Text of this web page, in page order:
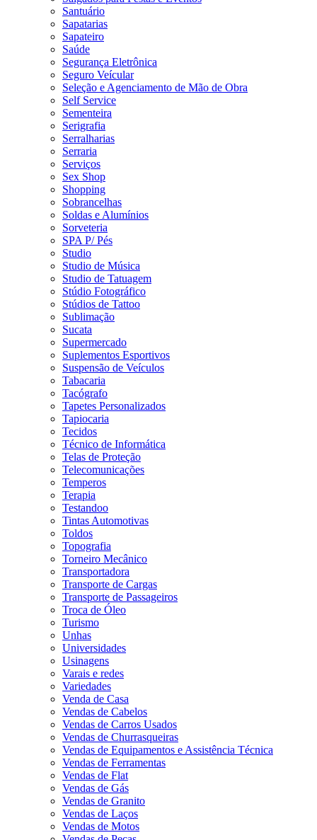
Santuário
Sapatarias
Sapateiro
Saúde
Segurança Eletrônica
Seguro Veícular
Seleção e Agenciamento de Mão de Obra
Self Service
Sementeira
Serigrafia
Serralharias
Serraria
Serviços
Sex Shop
Shopping
Sobrancelhas
Soldas e Alumínios
Sorveteria
SPA P/ Pés
Studio
Studio de Música
Studio de Tatuagem
Stúdio Fotográfico
Stúdios de Tattoo
Sublimação
Sucata
Supermercado
Suplementos Esportivos
Suspensão de Veículos
Tabacaria
Tacógrafo
Tapetes Personalizados
Tapiocaria
Tecidos
Técnico de Informática
Telas de Proteção
Telecomunicações
Temperos
Terapia
Testandoo
Tintas Automotivas
Toldos
Topografia
Torneiro Mecânico
Transportadora
Transporte de Cargas
Transporte de Passageiros
Troca de Óleo
Turismo
Unhas
Universidades
Usinagens
Varais e redes
Variedades
Venda de Casa
Vendas de Cabelos
Vendas de Carros Usados
Vendas de Churrasqueiras
Vendas de Equipamentos e Assistência Técnica
Vendas de Ferramentas
Vendas de Flat
Vendas de Gás
Vendas de Granito
Vendas de Laços
Vendas de Motos